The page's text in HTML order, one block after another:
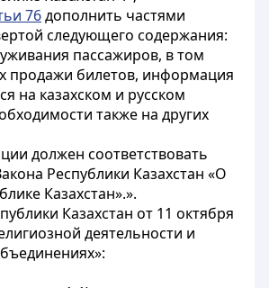
76дополнить частями
следующего содержания:
пассажиров, в том
продажи билетов, информация
на казахском и русском
также на других
должен соответствовать
Республики Казахстан «О
Казахстан».».
Казахстан от 11 октября
деятельности и